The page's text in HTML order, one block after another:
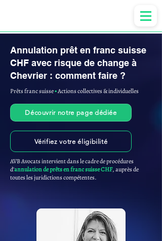
Annulation prêt en franc suisse
CHF avec risque de change à
Chevrier : comment faire ?
Prêts franc suisse▪︎Actions collectives & individuelles
Découvrir notre page dédiée
Vérifiez votre éligibilité
AVB Avocats intervient dans le cadre de procédures
d'annulation de prêts en franc suisse CHF, auprès de
toutes les juridictions compétentes.